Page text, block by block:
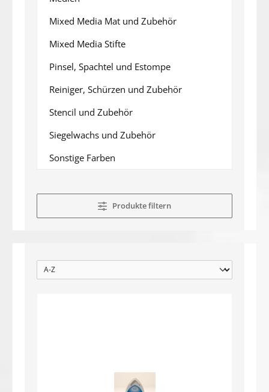
Mixed Media Mat und Zubehör
Mixed Media Stifte
Pinsel, Spachtel und Estompe
Reiniger, Schürzen und Zubehör
Stencil und Zubehör
Siegelwachs und Zubehör
Sonstige Farben
Produkte filtern